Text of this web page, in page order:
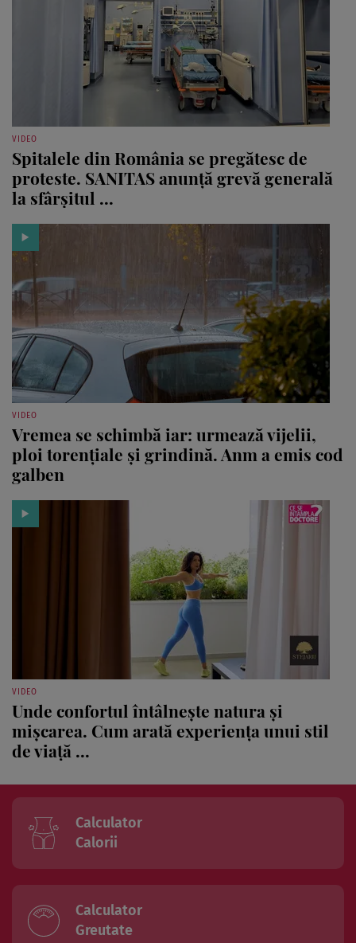
VIDEO
Spitalele din România se pregătesc de
proteste. SANITAS anunță grevă generală
la sfârșitul ...
VIDEO
Vremea se schimbă iar: urmează vijelii,
ploi torențiale și grindină. Anm a emis cod
galben
VIDEO
Unde confortul întâlnește natura și
mișcarea. Cum arată experiența unui stil
de viață ...
Calculator
Calorii
Calculator
Greutate